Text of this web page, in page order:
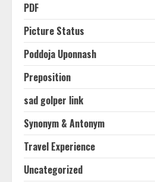
PDF
Picture Status
Poddoja Uponnash
Preposition
sad golper link
Synonym & Antonym
Travel Experience
Uncategorized